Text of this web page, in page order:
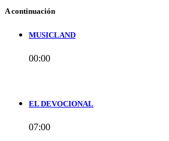
A continuación
MUSICLAND
00:00
EL DEVOCIONAL
07:00